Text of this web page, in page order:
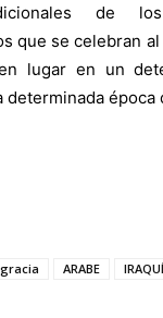
de
que se celebran
lugar en un
determinada época
ARABE IRAQUÍ